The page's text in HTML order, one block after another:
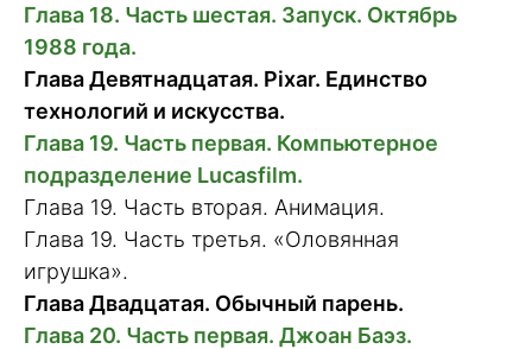
Глава 18. Часть шестая. Запуск. Октябрь
1988 года.
Глава Девятнадцатая. Pixar. Единство
технологий и искусства.
Глава 19. Часть первая. Компьютерное
подразделение Lucasfilm.
Глава 19. Часть вторая. Анимация.
Глава 19. Часть третья. «Оловянная
игрушка».
Глава Двадцатая. Обычный парень.
Глава 20. Часть первая. Джоан Баэз.